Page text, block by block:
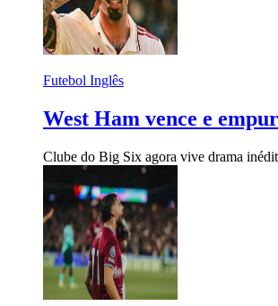
Futebol Inglês
West Ham vence e
Clube do Big Six agora vive drama